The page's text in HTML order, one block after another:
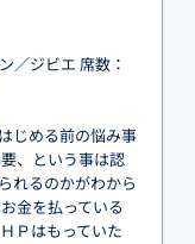
／ジビエ 席数：
じめる前の悩み事
、という事は認
れるのかがわから
金を払っている
Ｐはもっていた